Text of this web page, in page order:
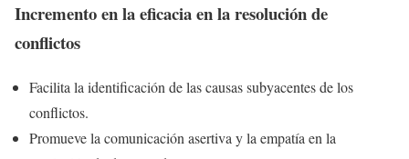
Incremento en la eficacia en la resolución de
conflictos
Facilita la identificación de las causas subyacentes de los
conflictos.
Promueve la comunicación asertiva y la empatía en la